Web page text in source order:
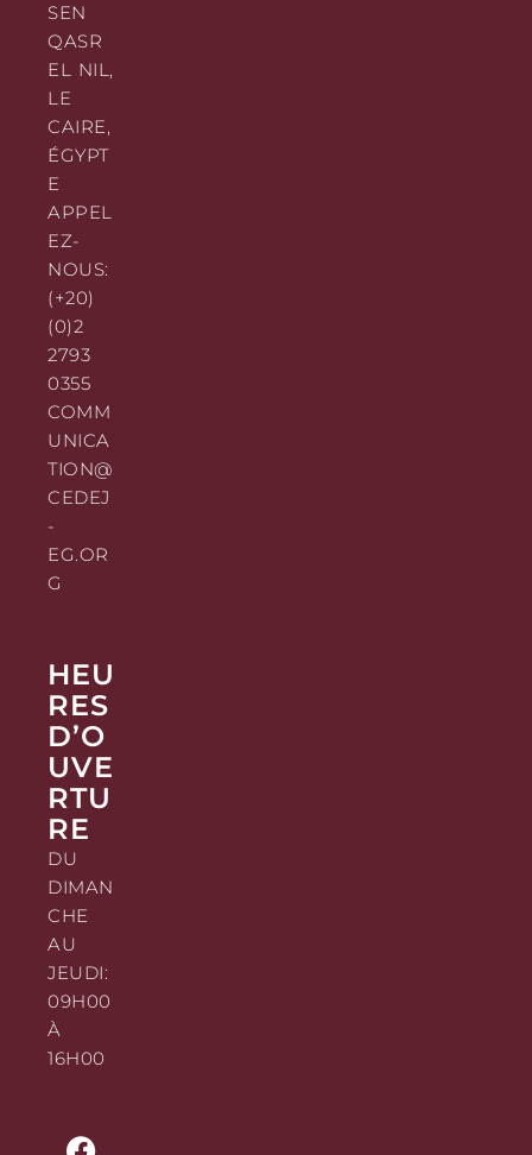
SEN
QASR
EL NIL,
LE
CAIRE,
ÉGYPT
E
APPEL
EZ-
NOUS:
(+20)
(0)2
2793
0355
COMM
UNICA
TION@
CEDEJ
-
EG.OR
G
HEU
RES
D’O
UVE
RTU
RE
DU
DIMAN
CHE
AU
JEUDI:
09H00
À
16H00